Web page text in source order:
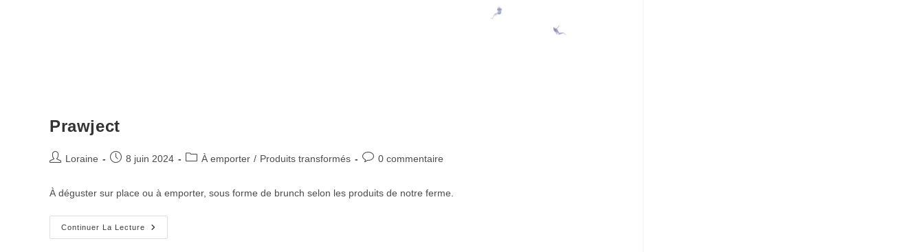
Prawject
PostLoraine
Post8 juin 2024
PostÀ emporter / Produits transformés
Post0 commentaire
À déguster sur place ou à emporter, sous forme de brunch selon les produits de notre ferme.
Continuer La Lecture Prawject